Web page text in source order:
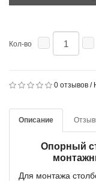
Кол-во
0 отзывов /
Описание
Опорный
Для монтажа